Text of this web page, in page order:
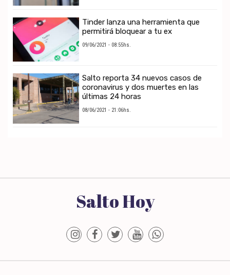
Tinder lanza una herramienta que
permitirá bloquear a tu ex
09/06/2021 - 08:55hs.
Salto reporta 34 nuevos casos de
coronavirus y dos muertes en las
últimas 24 horas
08/06/2021 - 21:06hs.
Salto Hoy